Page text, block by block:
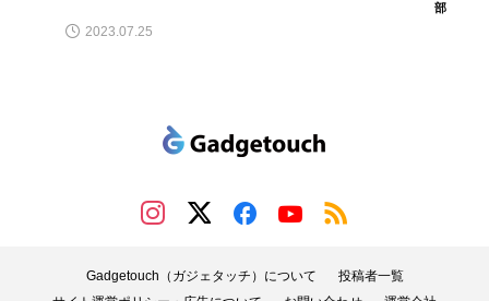
部
2023.07.25
Gadgetouch（ガジェタッチ）について
投稿者一覧